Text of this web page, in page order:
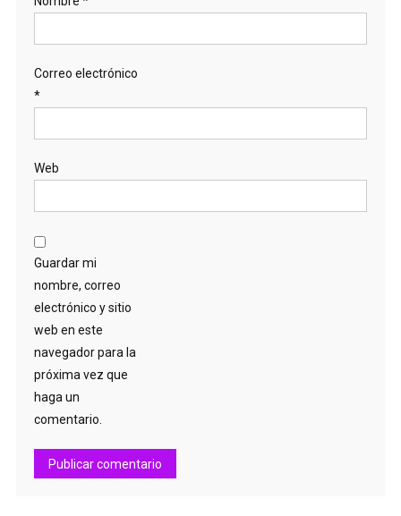
Correo electrónico
*
Web
Guardar mi
nombre, correo
electrónico y sitio
web en este
navegador para la
próxima vez que
haga un
comentario.